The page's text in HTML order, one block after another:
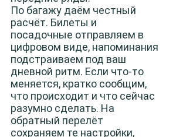
По багажу даём честный
расчёт. Билеты и
посадочные отправляем в
цифровом виде, напоминания
подстраиваем под ваш
дневной ритм. Если что-то
меняется, кратко сообщим,
что происходит и что сейчас
разумно сделать. На
обратный перелёт
сохраняем те настройки,